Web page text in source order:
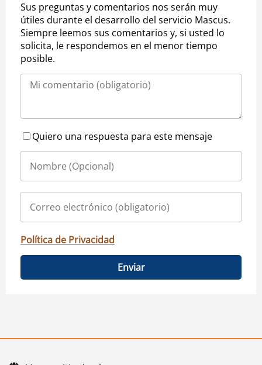
Sus preguntas y comentarios nos serán muy
útiles durante el desarrollo del servicio Mascus.
Siempre leemos sus comentarios y, si usted lo
solicita, le respondemos en el menor tiempo
posible.
Quiero una respuesta para este mensaje
Política de Privacidad
Enviar